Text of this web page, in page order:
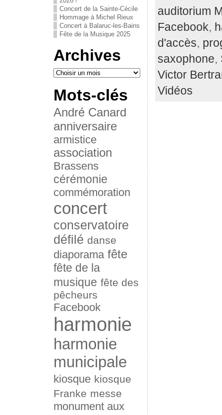
Concert de la Sainte-Cécile
Hommage à Michel Rieux
Concert à Balaruc-les-Bains
Fête de la Musique 2025
Archives
Mots-clés
André Canard
anniversaire
armistice
association
Brassens
cérémonie
commémoration
concert
conservatoire
défilé danse
diaporama fête
fête de la
musique fête des
pêcheurs
Facebook
harmonie
harmonie
municipale
kiosque kiosque
Franke messe
monument aux
auditorium
Facebook,
d'accès,
saxophone,
Victor
Vidéos